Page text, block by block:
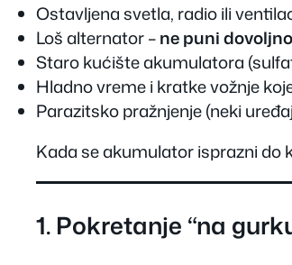
Ostavljena svetla, radio ili
Loš alternator –ne puni dovoljno
Staro kućište akumulatora
Hladno vreme i kratke vožnje
Parazitsko pražnjenje (neki
Kada se akumulator isprazni do
1. Pokretanje “na